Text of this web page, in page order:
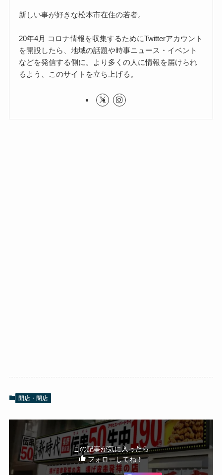
新しい事が好きな松本市在住の若者。
20年4月 コロナ情報を収集するためにTwitterアカウント
を開設したら、地域の話題や時事ニュース・イベント
などを発信する側に。より多くの人に情報を届けられ
るよう、このサイトを立ち上げる。
開店・閉店
この記事が気に入ったら
フォローしてね！